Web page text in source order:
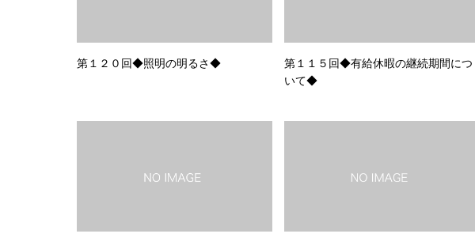
第１２０回◆照明の明るさ◆
第１１５回◆有給休暇の継続期間につ
いて◆